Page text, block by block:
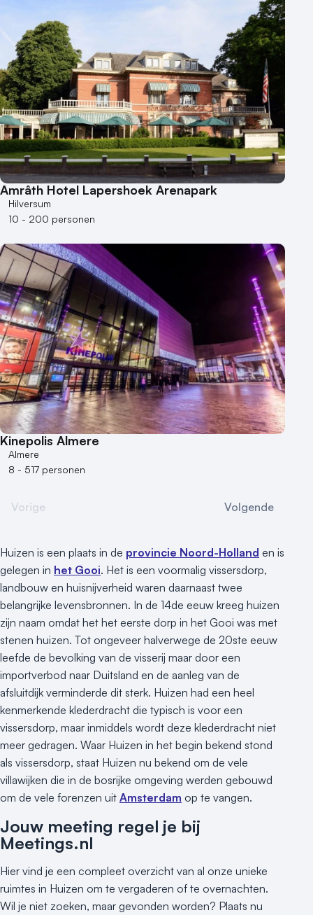
Amrâth Hotel Lapershoek Arenapark
Hilversum
10 - 200 personen
Kinepolis Almere
Almere
8 - 517 personen
Vorige Volgende
Huizen is een plaats in de provincie Noord-Holland en is
gelegen in het Gooi. Het is een voormalig vissersdorp,
landbouw en huisnijverheid waren daarnaast twee
belangrijke levensbronnen. In de 14de eeuw kreeg huizen
zijn naam omdat het het eerste dorp in het Gooi was met
stenen huizen. Tot ongeveer halverwege de 20ste eeuw
leefde de bevolking van de visserij maar door een
importverbod naar Duitsland en de aanleg van de
afsluitdijk verminderde dit sterk. Huizen had een heel
kenmerkende klederdracht die typisch is voor een
vissersdorp, maar inmiddels wordt deze klederdracht niet
meer gedragen. Waar Huizen in het begin bekend stond
als vissersdorp, staat Huizen nu bekend om de vele
villawijken die in de bosrijke omgeving werden gebouwd
om de vele forenzen uit Amsterdam op te vangen.
Jouw meeting regel je bij
Meetings.nl
Hier vind je een compleet overzicht van al onze unieke
ruimtes in Huizen om te vergaderen of te overnachten.
Wil je niet zoeken, maar gevonden worden? Plaats nu